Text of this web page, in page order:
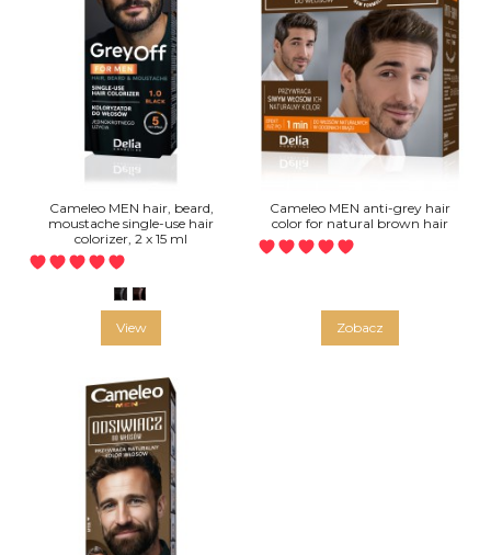
Cameleo MEN hair, beard,
moustache single-use hair
colorizer, 2 x 15 ml
1.0 CZARNY
3.0 CIEMNY BRĄZ
View
Cameleo MEN anti-grey hair
color for natural brown hair
Zobacz